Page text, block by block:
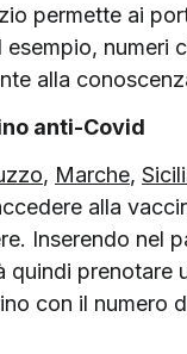
permette ai
esempio,
alla
anti-Covid
, Marche,
alla
Inserendo nel
quindi prenotare
con il numero